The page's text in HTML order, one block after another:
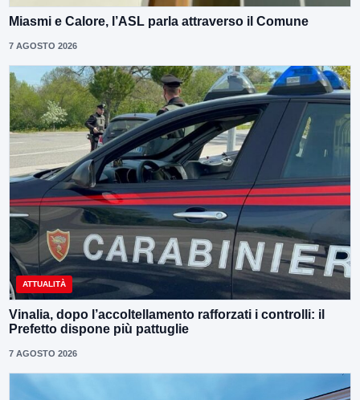
Miasmi e Calore, l’ASL parla attraverso il Comune
7 AGOSTO 2026
ATTUALITÀ
Vinalia, dopo l’accoltellamento rafforzati i controlli: il
Prefetto dispone più pattuglie
7 AGOSTO 2026